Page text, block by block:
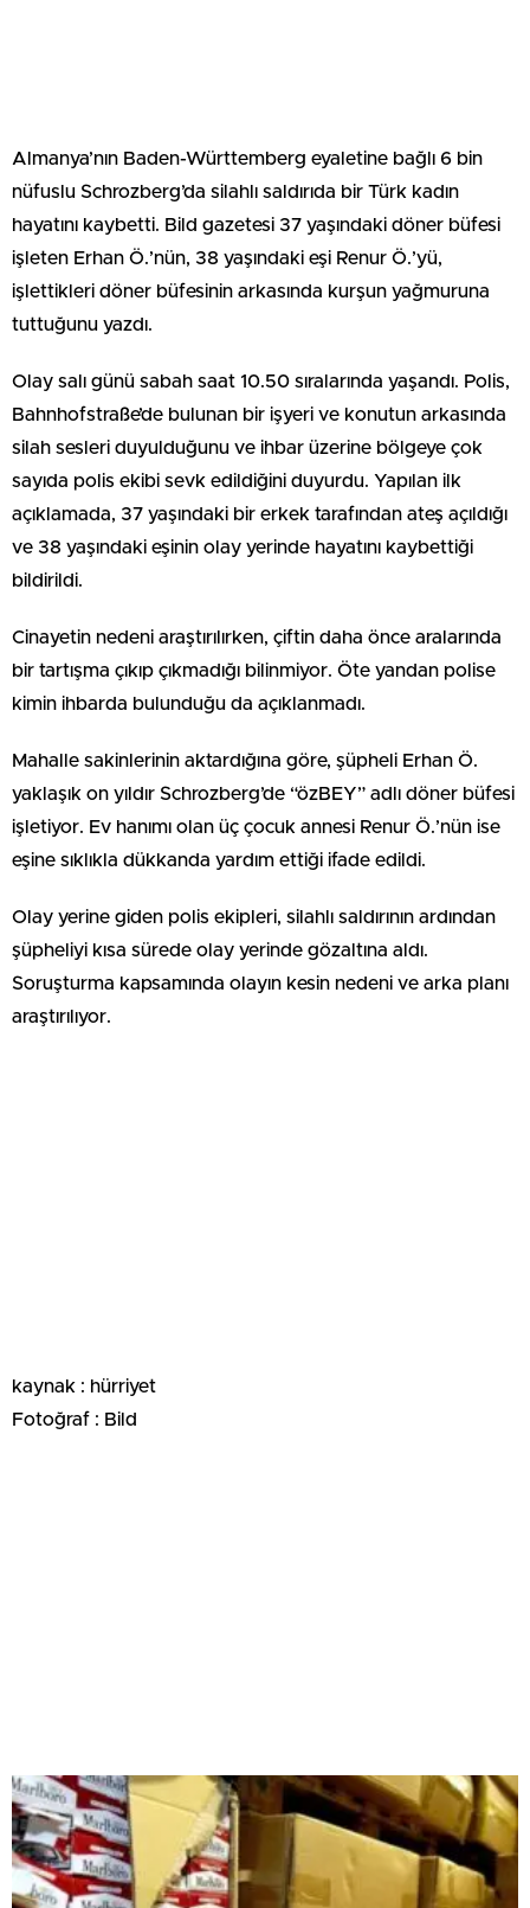
Almanya’nın Baden-Württemberg eyaletine bağlı 6 bin
nüfuslu Schrozberg’da silahlı saldırıda bir Türk kadın
hayatını kaybetti. Bild gazetesi 37 yaşındaki döner büfesi
işleten Erhan Ö.’nün, 38 yaşındaki eşi Renur Ö.’yü,
işlettikleri döner büfesinin arkasında kurşun yağmuruna
tuttuğunu yazdı.
Olay salı günü sabah saat 10.50 sıralarında yaşandı. Polis,
Bahnhofstraße’de bulunan bir işyeri ve konutun arkasında
silah sesleri duyulduğunu ve ihbar üzerine bölgeye çok
sayıda polis ekibi sevk edildiğini duyurdu. Yapılan ilk
açıklamada, 37 yaşındaki bir erkek tarafından ateş açıldığı
ve 38 yaşındaki eşinin olay yerinde hayatını kaybettiği
bildirildi.
Cinayetin nedeni araştırılırken, çiftin daha önce aralarında
bir tartışma çıkıp çıkmadığı bilinmiyor. Öte yandan polise
kimin ihbarda bulunduğu da açıklanmadı.
Mahalle sakinlerinin aktardığına göre, şüpheli Erhan Ö.
yaklaşık on yıldır Schrozberg’de “özBEY” adlı döner büfesi
işletiyor. Ev hanımı olan üç çocuk annesi Renur Ö.’nün ise
eşine sıklıkla dükkanda yardım ettiği ifade edildi.
Olay yerine giden polis ekipleri, silahlı saldırının ardından
şüpheliyi kısa sürede olay yerinde gözaltına aldı.
Soruşturma kapsamında olayın kesin nedeni ve arka planı
araştırılıyor.
kaynak : hürriyet
Fotoğraf : Bild